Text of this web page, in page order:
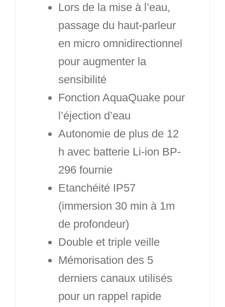
Lors de la mise à l’eau,
passage du haut-parleur
en micro omnidirectionnel
pour augmenter la
sensibilité
Fonction AquaQuake pour
l’éjection d’eau
Autonomie de plus de 12
h avec batterie Li-ion BP-
296 fournie
Etanchéité IP57
(immersion 30 min à 1m
de profondeur)
Double et triple veille
Mémorisation des 5
derniers canaux utilisés
pour un rappel rapide